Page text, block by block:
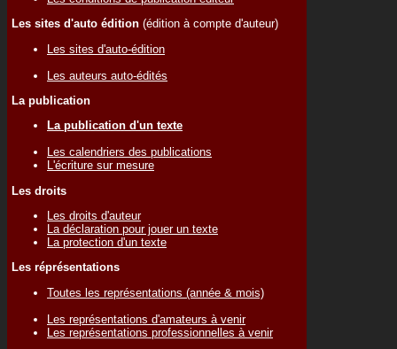
Les sites d'auto édition (édition à compte d'auteur)
Les sites d'auto-édition
Les auteurs auto-édités
La publication
La publication d'un texte
Les calendriers des publications
L'écriture sur mesure
Les droits
Les droits d'auteur
La déclaration pour jouer un texte
La protection d'un texte
Les réprésentations
Toutes les représentations (année & mois)
Les représentations d'amateurs à venir
Les représentations professionnelles à venir